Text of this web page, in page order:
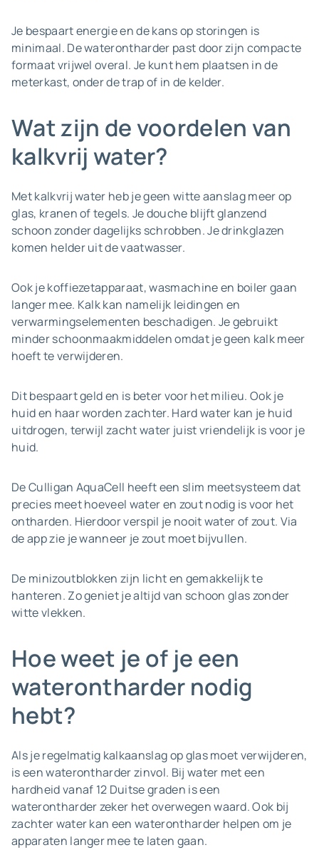
Je bespaart energie en de kans op storingen is
minimaal. De waterontharder past door zijn compacte
formaat vrijwel overal. Je kunt hem plaatsen in de
meterkast, onder de trap of in de kelder.
Wat zijn de voordelen van
kalkvrij water?
Met kalkvrij water heb je geen witte aanslag meer op
glas, kranen of tegels. Je douche blijft glanzend
schoon zonder dagelijks schrobben. Je drinkglazen
komen helder uit de vaatwasser.
Ook je koffiezetapparaat, wasmachine en boiler gaan
langer mee. Kalk kan namelijk leidingen en
verwarmingselementen beschadigen. Je gebruikt
minder schoonmaakmiddelen omdat je geen kalk meer
hoeft te verwijderen.
Dit bespaart geld en is beter voor het milieu. Ook je
huid en haar worden zachter. Hard water kan je huid
uitdrogen, terwijl zacht water juist vriendelijk is voor je
huid.
De Culligan AquaCell heeft een slim meetsysteem dat
precies meet hoeveel water en zout nodig is voor het
ontharden. Hierdoor verspil je nooit water of zout. Via
de app zie je wanneer je zout moet bijvullen.
De minizoutblokken zijn licht en gemakkelijk te
hanteren. Zo geniet je altijd van schoon glas zonder
witte vlekken.
Hoe weet je of je een
waterontharder nodig
hebt?
Als je regelmatig kalkaanslag op glas moet verwijderen,
is een waterontharder zinvol. Bij water met een
hardheid vanaf 12 Duitse graden is een
waterontharder zeker het overwegen waard. Ook bij
zachter water kan een waterontharder helpen om je
apparaten langer mee te laten gaan.